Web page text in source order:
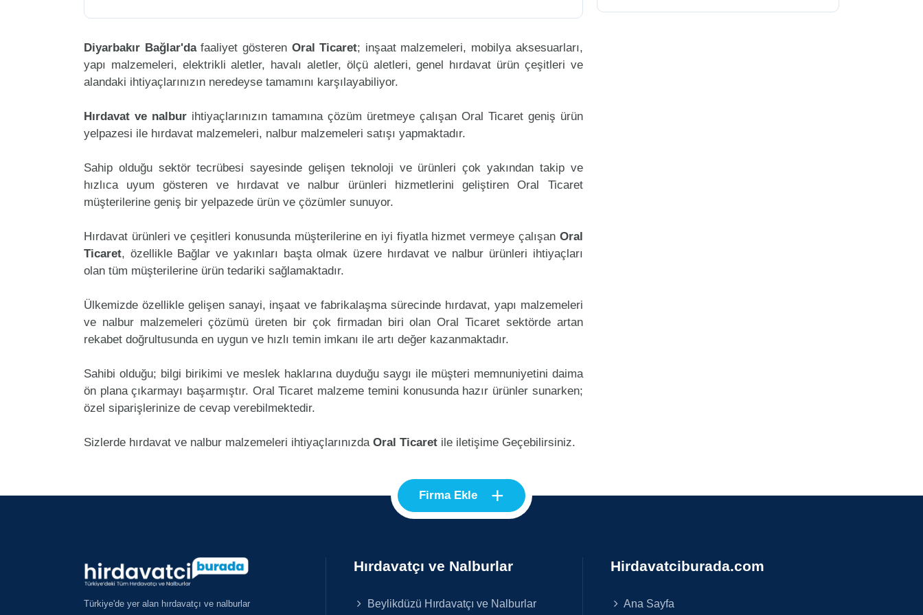
Diyarbakır Bağlar'dafaaliyet gösteren Oral Ticaret; inşaat malzemeleri, mobilya aksesuarları,
yapı malzemeleri, elektrikli aletler, havalı aletler, ölçü aletleri, genel hırdavat ürün çeşitleri ve
alandaki ihtiyaçlarınızın neredeyse tamamını karşılayabiliyor.
Hırdavat ve nalburihtiyaçlarınızın tamamına çözüm üretmeye çalışan Oral Ticaret geniş ürün
yelpazesi ile hırdavat malzemeleri, nalbur malzemeleri satışı yapmaktadır.
Sahip olduğu sektör tecrübesi sayesinde gelişen teknoloji ve ürünleri çok yakından takip ve
hızlıca uyum gösteren ve hırdavat ve nalbur ürünleri hizmetlerini geliştiren Oral Ticaret
müşterilerine geniş bir yelpazede ürün ve çözümler sunuyor.
Hırdavat ürünleri ve çeşitleri konusunda müşterilerine en iyi fiyatla hizmet vermeye çalışan Oral
Ticaret, özellikle Bağlar ve yakınları başta olmak üzere hırdavat ve nalbur ürünleri ihtiyaçları
olan tüm müşterilerine ürün tedariki sağlamaktadır.
Ülkemizde özellikle gelişen sanayi, inşaat ve fabrikalaşma sürecinde hırdavat, yapı malzemeleri
ve nalbur malzemeleri çözümü üreten bir çok firmadan biri olan Oral Ticaret sektörde artan
rekabet doğrultusunda en uygun ve hızlı temin imkanı ile artı değer kazanmaktadır.
Sahibi olduğu; bilgi birikimi ve meslek haklarına duyduğu saygı ile müşteri memnuniyetini daima
ön plana çıkarmayı başarmıştır. Oral Ticaret malzeme temini konusunda hazır ürünler sunarken;
özel siparişlerinize de cevap verebilmektedir.
Sizlerde hırdavat ve nalbur malzemeleri ihtiyaçlarınızda Oral Ticaret ile iletişime Geçebilirsiniz.
Firma Ekle +
Türkiye'de yer alan hırdavatçı ve nalburlar
Hırdavatçı ve Nalburlar
Beylikdüzü Hırdavatçı ve Nalburlar
Hirdavatciburada.com
Ana Sayfa